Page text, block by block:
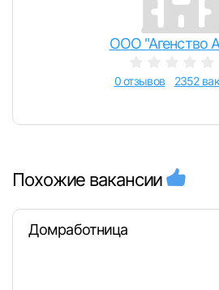
ООО "Агенство
0 отзывов 2352
Похожие вакансии
Домработница